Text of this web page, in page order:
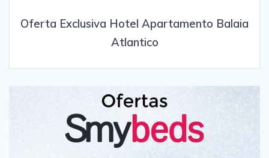
Oferta Exclusiva Hotel Apartamento Balaia
Atlantico